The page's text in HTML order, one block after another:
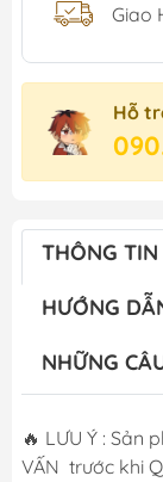
Giao
Hỗ
THÔNG
HƯỚNG
NHỮNG
🔥 LƯU Ý : Sản
VẤN trước khi